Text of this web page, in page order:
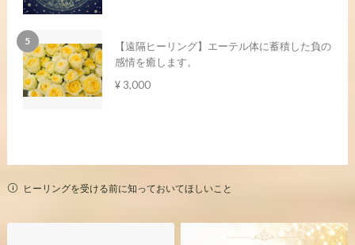
【遠隔ヒーリング】エーテル体に蓄積した負の
感情を癒します。
¥ 3,000
ヒーリングを受ける前に知っておいてほしいこと